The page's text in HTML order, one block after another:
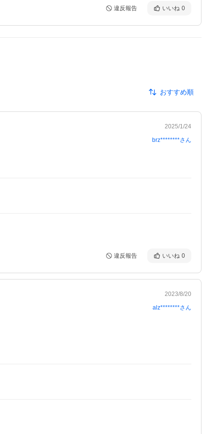
違反報告 いいね 0
おすすめ順
2025/1/24
brz********さん
違反報告 いいね 0
2023/8/20
alz********さん